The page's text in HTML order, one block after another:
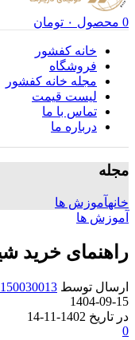
0 محصول ۰ تومان
خانه کفشور
فروشگاه
مجله خانه کفشور
لیست قیمت
تماس با ما
درباره ما
مجله
خانهآموزش ها
آموزش ها
راهنمای خرید
ارسال توسط
1404-09-15
در تاریخ 1402-11-14
0